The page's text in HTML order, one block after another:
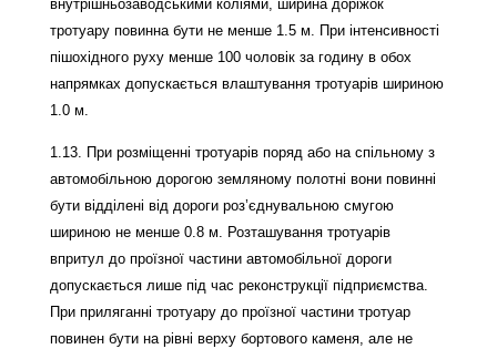
внутрішньозаводськими коліями, ширина доріжок
тротуару повинна бути не менше 1.5 м. При інтенсивності
пішохідного руху менше 100 чоловік за годину в обох
напрямках допускається влаштування тротуарів шириною
1.0 м.
1.13. При розміщенні тротуарів поряд або на спільному з
автомобільною дорогою земляному полотні вони повинні
бути відділені від дороги роз’єднувальною смугою
шириною не менше 0.8 м. Розташування тротуарів
впритул до проїзної частини автомобільної дороги
допускається лише під час реконструкції підприємства.
При приляганні тротуару до проїзної частини тротуар
повинен бути на рівні верху бортового каменя, але не